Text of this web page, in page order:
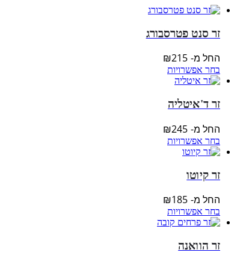
זר סנט פטרסבורג
החל מ- ₪215
בחר אפשרויות
זר ד'איטליה
החל מ- ₪245
בחר אפשרויות
זר קיוטו
החל מ- ₪185
בחר אפשרויות
זר הוואנה